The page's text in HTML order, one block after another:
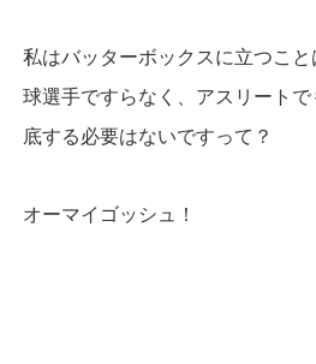
私はバッターボックスに立つこ
球選手ですらなく、アスリート
底する必要はないですって？
オーマイゴッシュ！